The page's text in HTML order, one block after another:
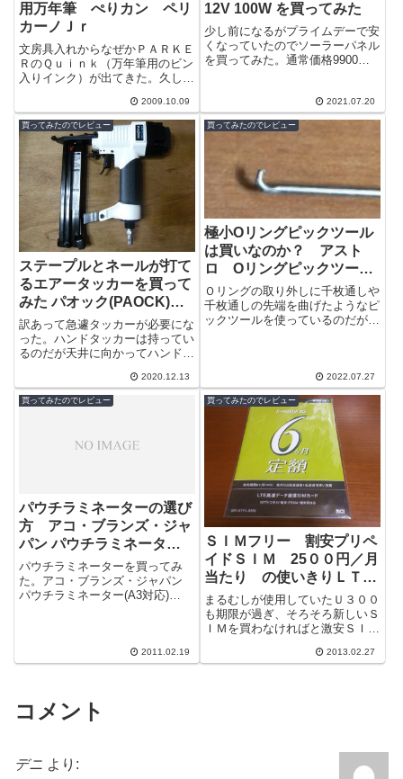
用万年筆 ぺりカン ペリ
カーノＪｒ
文房具入れからなぜかＰＡＲＫＥ
ＲのＱｕｉｎｋ（万年筆用のビン
入りインク）が出てきた。久しぶ
数十年前にお祝いにもらったプラ
チナの万年...
2009.10.09
12V 100W を買ってみた
少し前になるがプライムデーで安
くなっていたのでソーラーパネル
を買ってみた。通常価格9900円
2021.07.20
買ってみたのでレビュー
ステープルとネールが打て
るエアータッカーを買って
みた パオック(PAOCK)
ATF-3204PA 2in1タッカ
ー&仕上釘打機
訳あって急遽タッカーが必要にな
った。ハンドタッカーは持ってい
るのだが天井に向かってハンドタ
る日が決まっているので選択肢は
かなり狭く...
2020.12.13
買ってみたのでレビュー
極小Oリングピックツール
は買いなのか？ アスト
ロ Oリングピックツール
を買ってみた
Ｏリングの取り外しに千枚通しや
千枚通しの先端を曲げたようなピ
ックツールを使っているのだが、
2022.07.27
買ってみたのでレビュー
パウチラミネーターの選び
方 アコ・ブランズ・ジャ
パン パウチラミネーター
(A3対応) CLA302 を買っ
てみた
パウチラミネーターを買ってみ
た。アコ・ブランズ・ジャパン
パウチラミネーター(A3対応)
2011.02.19
買ってみたのでレビュー
ＳＩＭフリー 割安プリペ
イドＳＩＭ 25００円／月
当たり の使いきりＬＴＥ
対応ＳＩＭを買ってみた
まるむしが使用していたＵ３００
も期限が過ぎ、そろそろ新しいＳ
ＩＭを買わなければと激安ＳＩＭ
で高速なものを買ってくれと依頼
2013.02.27
コメント
デニ より: